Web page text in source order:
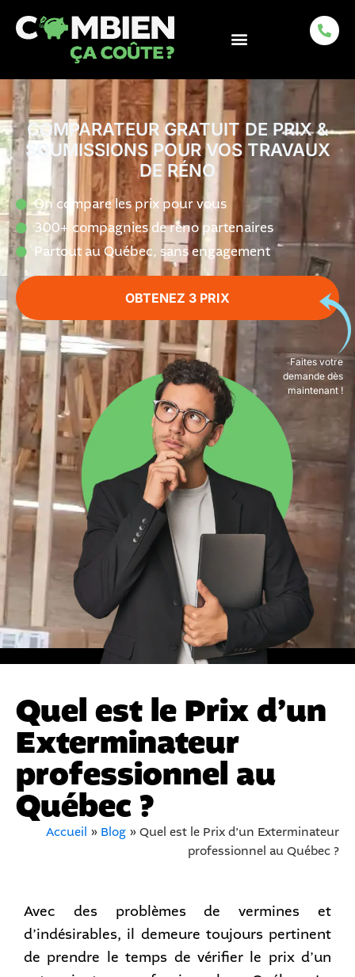
COMPARATEUR GRATUIT DE PRIX &
SOUMISSIONS POUR VOS TRAVAUX
DE RÉNO
On compare les prix pour vous
300+ compagnies de réno partenaires
Partout au Québec, sans engagement
OBTENEZ 3 PRIX
Faites votre
demande dès
maintenant !
Quel est le Prix d’un
Exterminateur
professionnel au
Québec ?
Accueil » Blog » Quel est le Prix d’un Exterminateur
professionnel au Québec ?
Avec des problèmes de vermines et
d’indésirables, il demeure toujours pertinent
de prendre le temps de vérifier le prix d’un